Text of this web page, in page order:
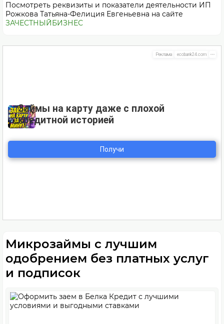
Посмотреть реквизиты и показатели деятельности ИП
Рожкова Татьяна-Фелиция Евгеньевна на сайте
ЗАЧЕСТНЫЙБИЗНЕС
Микрозаймы с лучшим
одобрением без платных услуг
и подписок